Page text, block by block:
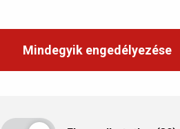
Mindegyik engedélyezése
(főleg a dízelüzeműeket),
fa-) és olajtüzelésű
azt használják,
tevékenységeket.